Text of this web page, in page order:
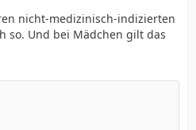
nicht-medizinisch-indizierten
so. Und bei Mädchen gilt das